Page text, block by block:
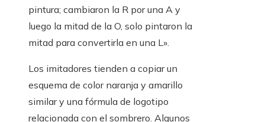
pintura; cambiaron la R por una A y
luego la mitad de la O, solo pintaron la
mitad para convertirla en una L».
Los imitadores tienden a copiar un
esquema de color naranja y amarillo
similar y una fórmula de logotipo
relacionada con el sombrero. Algunos